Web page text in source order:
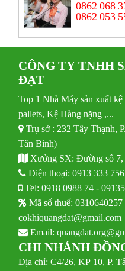
0862 068
0862 053
CÔNG TY TNHH
ĐẠT
Top 1 Nhà Máy sản xuất
pallets, Kệ Hàng nặng ,...
Trụ sở : 232 Tây Thạnh,
Tân Bình)
Xưởng SX: Đường số
Điện thoại:0913 333 756
Tel:0918 0988 74 -
Mã số thuế: 0310640257
cokhiquangdat@gmail.com
Email:
CHI NHÁNH
Địa chỉ: C4/26, KP 10, P.